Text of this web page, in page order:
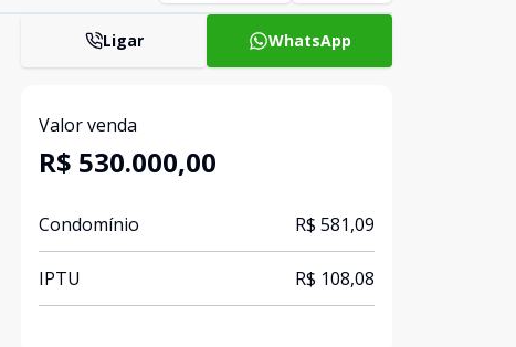
Ligar WhatsApp
Valor venda
R$ 530.000,00
Condomínio R$ 581,09
IPTU R$ 108,08